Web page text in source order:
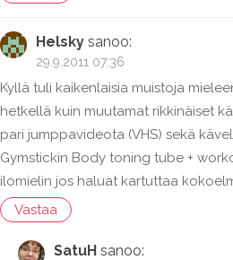
Helsky sanoo:
29.9.2011 07:36
Kyllä tuli kaikenlaisia muistoja
hetkellä kuin muutamat rikkinäiset
pari jumppavideota (VHS) sekä
Gymstickin Body toning tube +
ilomielin jos haluat kartuttaa
Vastaa
SatuH sanoo: